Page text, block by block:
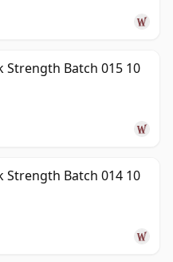
Strength Batch 015 10
Strength Batch 014 10